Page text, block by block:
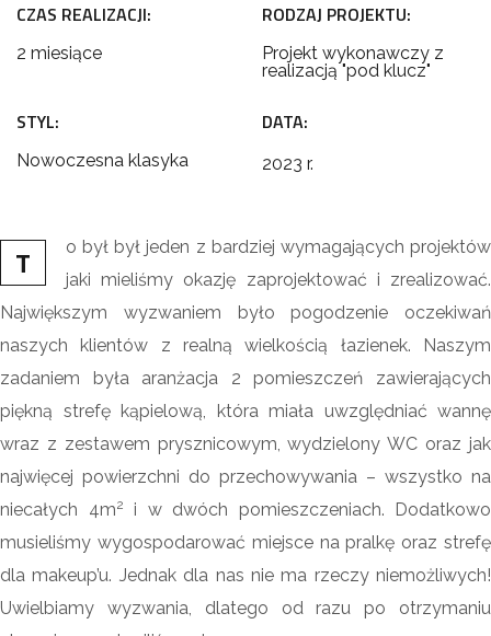
CZAS REALIZACJI:
2 miesiące
RODZAJ PROJEKTU:
Projekt wykonawczy z
realizacją "pod klucz"
STYL:
Nowoczesna klasyka
DATA:
2023 r.
T
o był był jeden z bardziej wymagających projektów
jaki mieliśmy okazję zaprojektować i zrealizować.
Największym wyzwaniem było pogodzenie oczekiwań
naszych klientów z realną wielkością łazienek. Naszym
zadaniem była aranżacja 2 pomieszczeń zawierających
piękną strefę kąpielową, która miała uwzględniać wannę
wraz z zestawem prysznicowym, wydzielony WC oraz jak
najwięcej powierzchni do przechowywania – wszystko na
niecałych 4m2
i w dwóch pomieszczeniach. Dodatkowo
musieliśmy wygospodarować miejsce na pralkę oraz strefę
dla makeup’u. Jednak dla nas nie ma rzeczy niemożliwych!
Uwielbiamy wyzwania, dlatego od razu po otrzymaniu